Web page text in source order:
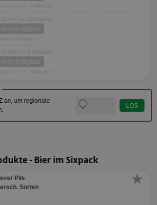
in ca. 7 - 8 Wochen
3,79 € vor 16 Wochen
verfügbar
verfügbar
3,79 € vor 2 Wochen
verfügbar
in ca. 8 - 9 Wochen
an, um regionale
- Bier im Sixpack
★
Pils
Sorten